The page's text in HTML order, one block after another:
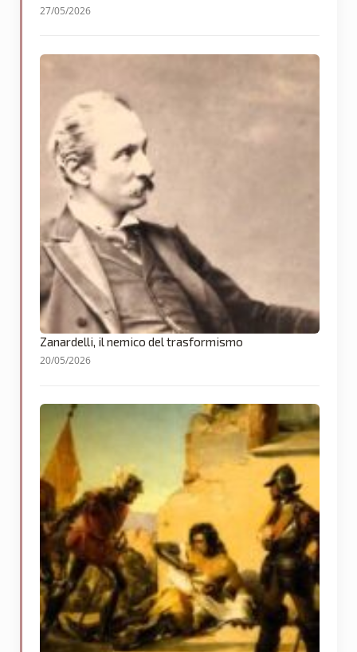
27/05/2026
Zanardelli, il nemico del trasformismo
20/05/2026